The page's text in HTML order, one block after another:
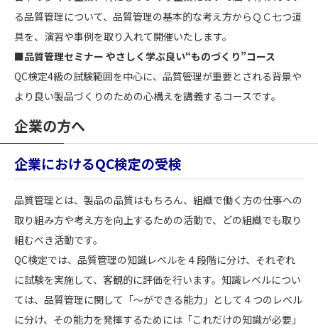
る品質管理について、品質管理の基本的な考え方からＱＣ七つ道
具を、演習や事例を取り入れて開催いたします。
■品質管理セミナー やさしく学ぶ良い“ものづくり”コース
QC検定4級の試験範囲を中心に、品質管理が重要とされる背景や
より良い製品づくりのための心構えを講義するコースです。
企業の方へ
企業におけるQC検定の受検
品質管理とは、製品の品質はもちろん、組織で働く方の仕事への
取り組み方や考え方を向上するための活動で、どの組織でも取り
組むべき活動です。
QC検定では、品質管理の知識レベルを４段階に分け、それぞれ
に試験を実施して、客観的に評価を行います。知識レベルについ
ては、品質管理に関して「～ができる能力」として４つのレベル
に分け、その能力を発揮するためには「これだけの知識が必要」